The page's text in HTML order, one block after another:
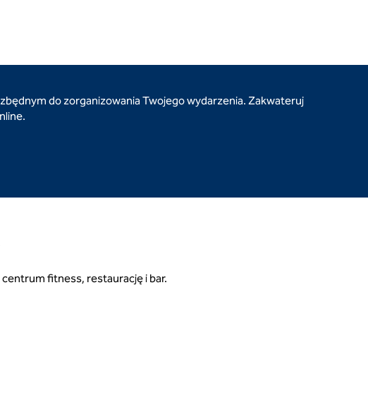
do zorganizowania Twojego wydarzenia. Zakwateruj
fitness, restaurację i bar.